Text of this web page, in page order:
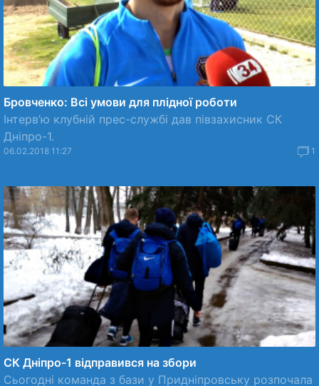
Бровченко: Всі умови для плідної роботи
Інтерв’ю клубній прес-службі дав півзахисник СК
Дніпро-1.
06.02.2018 11:27 1
СК Дніпро-1 відправився на збори
Сьогодні команда з бази у Придніпровську розпочала